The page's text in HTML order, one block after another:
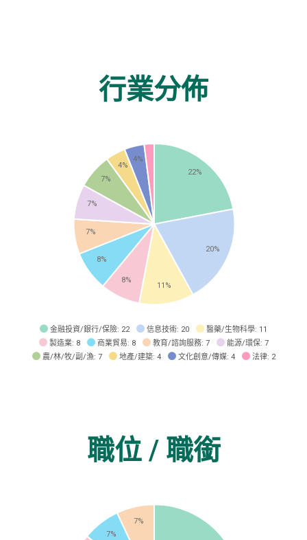
行業分佈
金融投資/銀行/保險: 22 信息技術: 20 醫藥/生物科學: 11
製造業: 8 商業貿易: 8 教育/諮詢服務: 7 能源/環保: 7
農/林/牧/副/漁: 7 地產/建築: 4 文化創意/傳媒: 4 法律: 2
22%
20%
11%
8%
8%
7%
7%
7%
4%
4%
職位 / 職銜
7%
7%